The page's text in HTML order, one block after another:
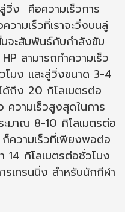
คือความเร็วการ
ามเร็วที่เราจะวิ่งบนลู่
จะสัมพันธ์กับกำลังขับ
สามารถทำความเร็ว
โมง และลู่วิ่งขนาด 3-4
ด้ถึง 20 กิโลเมตรต่อ
ความเร็วสูงสุดในการ
มาณ 8-10 กิโลเมตรต่อ
ความเร็วที่เพียงพอต่อ
14 กิโลเมตรต่อชั่วโมง
รเทรนนิ่ง สำหรับนักกีฬา